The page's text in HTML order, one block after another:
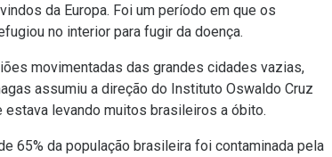
da Europa. Foi um período em que os
no interior para fugir da doença.
movimentadas das grandes cidades vazias,
assumiu a direção do Instituto Oswaldo Cruz
estava levando muitos brasileiros a óbito.
65% da população brasileira foi contaminada pela